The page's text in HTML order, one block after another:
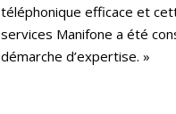
téléphonique efficace et
services Manifone a été
démarche d’expertise. »